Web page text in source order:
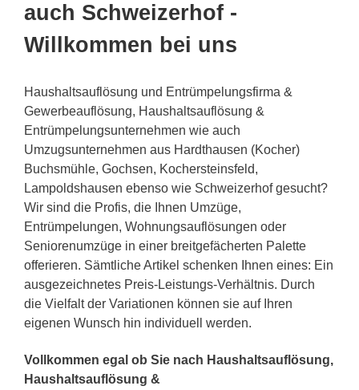
auch Schweizerhof -
Willkommen bei uns
Haushaltsauflösung und Entrümpelungsfirma &
Gewerbeauflösung, Haushaltsauflösung &
Entrümpelungsunternehmen wie auch
Umzugsunternehmen aus Hardthausen (Kocher)
Buchsmühle, Gochsen, Kochersteinsfeld,
Lampoldshausen ebenso wie Schweizerhof gesucht?
Wir sind die Profis, die Ihnen Umzüge,
Entrümpelungen, Wohnungsauflösungen oder
Seniorenumzüge in einer breitgefächerten Palette
offerieren. Sämtliche Artikel schenken Ihnen eines: Ein
ausgezeichnetes Preis-Leistungs-Verhältnis. Durch
die Vielfalt der Variationen können sie auf Ihren
eigenen Wunsch hin individuell werden.
Vollkommen egal ob Sie nach Haushaltsauflösung,
Haushaltsauflösung &